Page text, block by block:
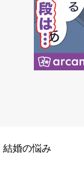
結婚の悩み